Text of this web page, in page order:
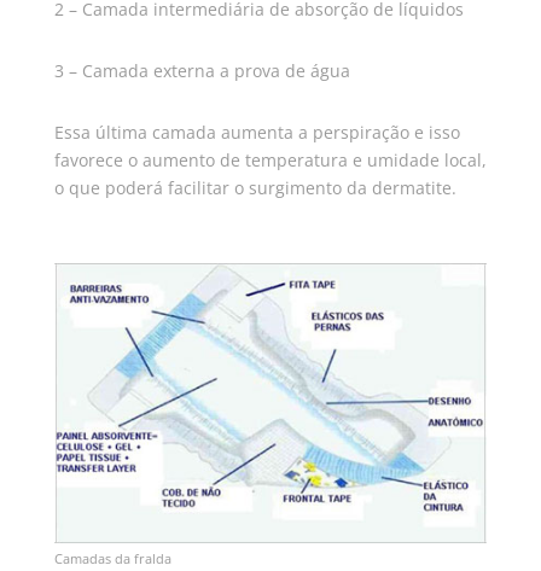
2 – Camada intermediária de absorção de líquidos
3 – Camada externa a prova de água
Essa última camada aumenta a perspiração e isso
favorece o aumento de temperatura e umidade local,
o que poderá facilitar o surgimento da dermatite.
Camadas da fralda